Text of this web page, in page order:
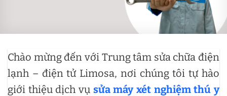
Chào mừng đến với Trung tâm sửa chữa điện
lạnh – điện tử Limosa, nơi chúng tôi tự hào
giới thiệu dịch vụ sửa máy xét nghiệm thú y